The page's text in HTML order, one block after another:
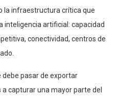
la infraestructura crítica que
inteligencia artificial: capacidad
conectividad, centros de
debe pasar de exportar
capturar una mayor parte del